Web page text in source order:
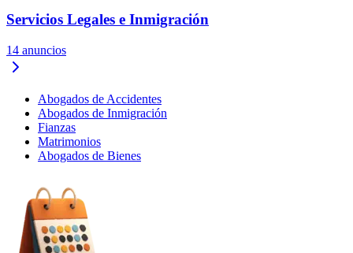
Servicios Legales e Inmigración
14 anuncios
Abogados de Accidentes
Abogados de Inmigración
Fianzas
Matrimonios
Abogados de Bienes